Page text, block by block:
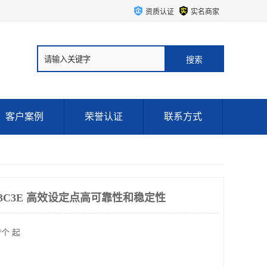
资质认证 实名商家
客户案例 荣誉认证 联系方式
高效设定点高可靠性和稳定性
起